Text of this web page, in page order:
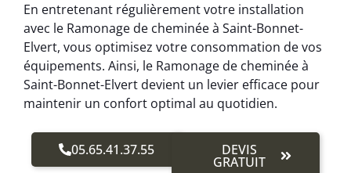
En entretenant régulièrement votre installation
avec le Ramonage de cheminée à Saint-Bonnet-
Elvert, vous optimisez votre consommation de vos
équipements. Ainsi, le Ramonage de cheminée à
Saint-Bonnet-Elvert devient un levier efficace pour
maintenir un confort optimal au quotidien.
05.65.41.37.55 DEVIS
GRATUIT